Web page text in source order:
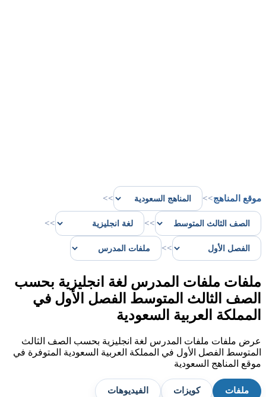
موقع المناهج>>
>>
>>
>>
>>
ملفات ملفات المدرس لغة انجليزية بحسب
الصف الثالث المتوسط الفصل الأول في
المملكة العربية السعودية
عرض ملفات ملفات المدرس لغة انجليزية بحسب الصف الثالث
المتوسط الفصل الأول في المملكة العربية السعودية المتوفرة في
موقع المناهج السعودية
ملفات كويزات الفيديوهات